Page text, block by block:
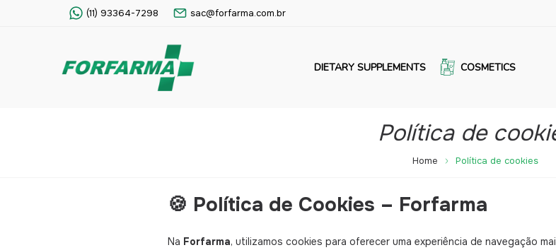
(11) 93364-7298 sac@forfarma.com.br
DIETARY SUPPLEMENTS COSMETICS
Política de
Home Política de cookies
🍪 Política de Cookies – Forfarma
Na Forfarma, utilizamos cookies para oferecer uma experiência de navegação